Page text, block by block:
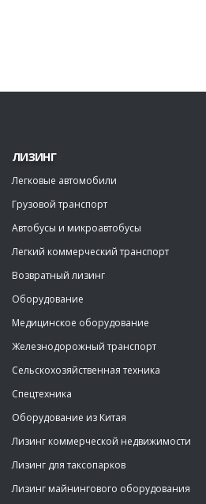
ЛИЗИНГ
Легковые автомобили
Грузовой транспорт
Автобусы и микроавтобусы
Легкий коммерческий транспорт
Возвратный лизинг
Оборудование
Медицинское оборудование
Железнодорожный транспорт
Сельскохозяйственная техника
Спецтехника
Оборудование из Китая
Лизинг коммерческой недвижимости
Лизинг для таксопарков
Лизинг майнингового оборудования